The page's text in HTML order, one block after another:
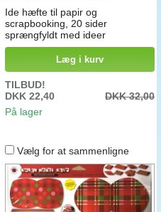
Ide hæfte til papir og
scrapbooking, 20 sider
sprængfyldt med ideer
Læg i kurv
TILBUD!
DKK 22,40
DKK 32,00
På lager
Vælg for at sammenligne